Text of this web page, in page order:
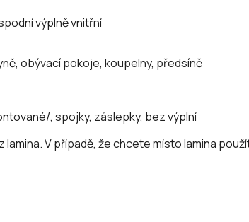
výplně vnitřní
obývací pokoje, koupelny, předsíně
, spojky, záslepky, bez výplní
V případě, že chcete místo lamina